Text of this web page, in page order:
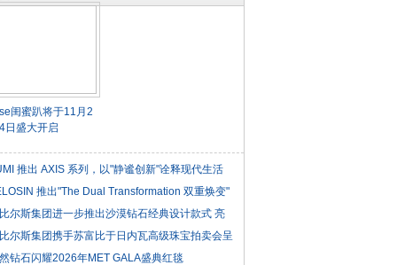
闺蜜趴将于11月2
盛大开启
推出 AXIS 系列，以"静谧创新"诠释现代生活
推出"The Dual Transformation 双重焕变"
尔斯集团进一步推出沙漠钻石经典设计款式 亮
尔斯集团携手苏富比于日内瓦高级珠宝拍卖会呈
钻石闪耀2026年MET GALA盛典红毯